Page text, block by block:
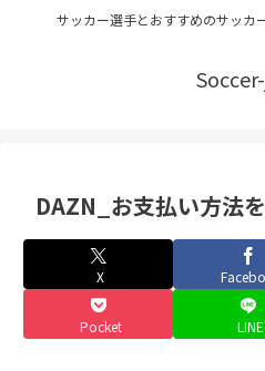
サッカー選手とおすすめのサッカ
DAZN_お支払い方法
X
Pocket LINE